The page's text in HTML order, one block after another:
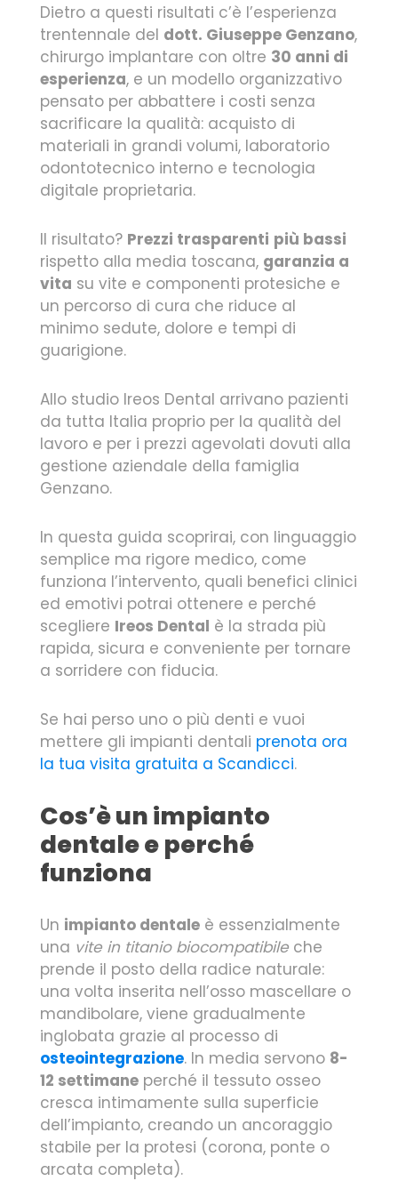
Dietro a questi risultati c’è l’esperienza
trentennale del dott. Giuseppe Genzano,
chirurgo implantare con oltre 30 anni di
esperienza, e un modello organizzativo
pensato per abbattere i costi senza
sacrificare la qualità: acquisto di
materiali in grandi volumi, laboratorio
odontotecnico interno e tecnologia
digitale proprietaria.
Il risultato? Prezzi trasparenti più bassi
rispetto alla media toscana, garanzia a
vita su vite e componenti protesiche e
un percorso di cura che riduce al
minimo sedute, dolore e tempi di
guarigione.
Allo studio Ireos Dental arrivano pazienti
da tutta Italia proprio per la qualità del
lavoro e per i prezzi agevolati dovuti alla
gestione aziendale della famiglia
Genzano.
In questa guida scoprirai, con linguaggio
semplice ma rigore medico, come
funziona l’intervento, quali benefici clinici
ed emotivi potrai ottenere e perché
scegliere Ireos Dental è la strada più
rapida, sicura e conveniente per tornare
a sorridere con fiducia.
Se hai perso uno o più denti e vuoi
mettere gli impianti dentali prenota ora
la tua visita gratuita a Scandicci.
Cos’è un impianto
dentale e perché
funziona
Un impianto dentale è essenzialmente
una vite in titanio biocompatibile che
prende il posto della radice naturale:
una volta inserita nell’osso mascellare o
mandibolare, viene gradualmente
inglobata grazie al processo di
osteointegrazione. In media servono 8-
12 settimane perché il tessuto osseo
cresca intimamente sulla superficie
dell’impianto, creando un ancoraggio
stabile per la protesi (corona, ponte o
arcata completa).